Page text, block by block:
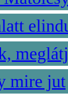
mire jut